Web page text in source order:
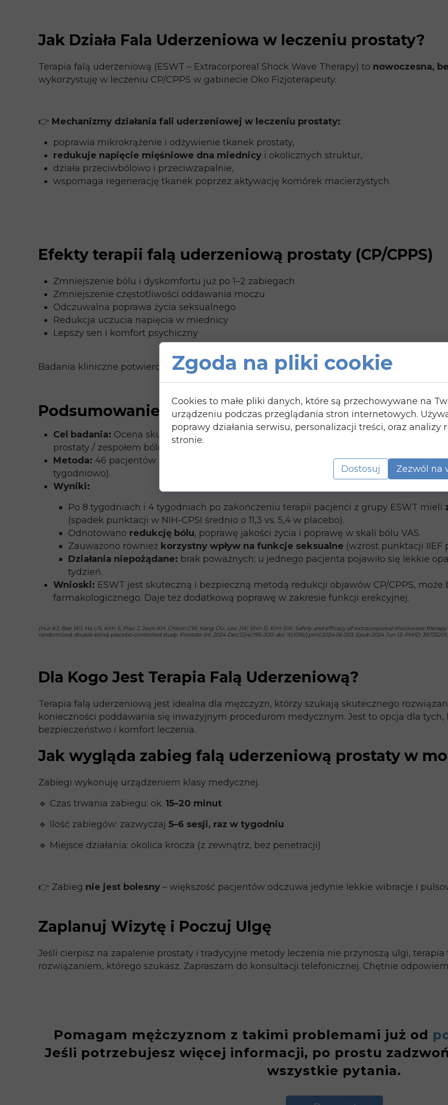
Jeśli cierpisz na zapalenie prostaty i tradycyjne metody leczenia nie przynoszą ulgi,
rozwiązaniem, którego szukasz. Zapraszam do konsultacji telefonicznej. Chętnie
Zaplanuj Wizytę i Poczuj Ulgę
Zabiegi wykonuję urządzeniem klasy medycznej.
🔹 Czas trwania zabiegu: ok. 15–20 minut
🔹 Ilość zabiegów: zazwyczaj 5–6 sesji, raz w tygodniu
🔹 Miejsce działania: okolica krocza (z zewnątrz, bez penetracji)
👉 Zabieg nie jest bolesny – większość pacjentów odczuwa jedynie lekkie wibracje i
Jak wygląda zabieg falą uderzeniową prostaty w
Terapia falą uderzeniową jest idealna dla mężczyzn, którzy szukają skutecznego
konieczności poddawania się inwazyjnym procedurom medycznym. Jest to opcja dla tych,
bezpieczeństwo i komfort leczenia.
Dla Kogo Jest Terapia Falą Uderzeniową?
Zmniejszenie bólu i dyskomfortu już po 1–2 zabiegach
Zmniejszenie częstotliwości oddawania moczu
Odczuwalna poprawa życia seksualnego
Redukcja uczucia napięcia w miednicy
Lepszy sen i komfort psychiczny
Badania kliniczne potwierdzają, że fala uderzeniowa zmniejsza objawy CP/CPPS nawet o
Podsumowanie badania (2024)
Cel badania: Ocena skuteczności i bezpieczeństwa terapii falą uderzeniową (ESWT) u
prostaty / zespołem bólowym miednicy (CP/CPPS).
Metoda: 46 pacjentów podzielono losowo (2:1) na grupę leczoną ESWT i grupę placebo.
tygodniowo).
Wyniki:
Po 8 tygodniach i 4 tygodniach po zakończeniu terapii pacjenci z grupy ESWT mieli
(spadek punktacji w NIH-CPSI średnio o 11,3 vs. 5,4 w placebo).
Odnotowano redukcję bólu, poprawę jakości życia i poprawę w skali bólu VAS.
Zauważono również korzystny wpływ na funkcje seksualne (wzrost punktacji IIEF
Działania niepożądane: brak poważnych; u jednego pacjenta pojawiło się lekkie
tydzień.
Wnioski: ESWT jest skuteczną i bezpieczną metodą redukcji objawów CP/CPPS,
farmakologicznego. Daje też dodatkową poprawę w zakresie funkcji erekcyjnej.
(Hur KJ, Bae WJ, Ha US, Kim S, Piao J, Jeon KH, Cheon CW, Kang DU, Lee JW, Shin D, Kim SW. Safety and efficacy of extracorporeal shockwave
randomized, double-blind, placebo-controlled study. Prostate Int. 2024 Dec;12(4):195-200. doi: 10.1016/j.prnil.2024.06.003. Epub 2024 Jun 13. PMID: 39735201;
Efekty terapii falą uderzeniową prostaty (CP/CPPS)
Terapia falą uderzeniową (ESWT – Extracorporeal Shock Wave Therapy) to nowoczesna,
wykorzystuję w leczeniu CP/CPPS w gabinecie Oko Fizjoterapeuty.
👉 Mechanizmy działania fali uderzeniowej w leczeniu prostaty:
poprawia mikrokrążenie i odżywienie tkanek prostaty,
redukuje napięcie mięśniowe dna miednicy i okolicznych struktur,
działa przeciwbólowo i przeciwzapalnie,
wspomaga regenerację tkanek poprzez aktywację komórek macierzystych.
Jak Działa Fala Uderzeniowa w leczeniu prostaty?
Pomagam mężczyznom z takimi problemami już od
Jeśli potrzebujesz więcej informacji, po prostu
wszystkie pytania.
Zgoda na pliki cookie
Cookies to małe pliki danych, które są przechowywane na
urządzeniu podczas przeglądania stron internetowych.
poprawy działania serwisu, personalizacji treści, oraz analizy
stronie.
Dostosuj Zezwól na